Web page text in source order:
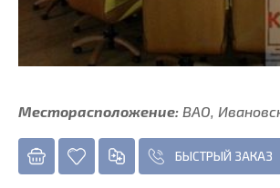
Месторасположение: ВАО,
БЫСТРЫЙ ЗАКАЗ